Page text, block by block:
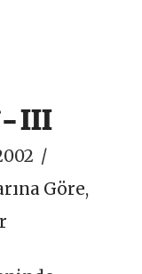
III
Göre,